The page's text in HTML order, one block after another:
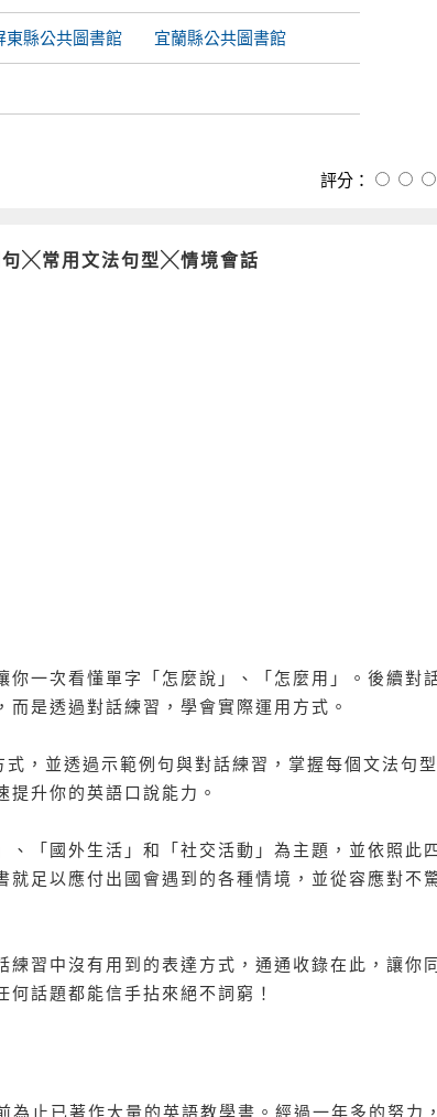
東縣公共圖書館 宜蘭縣公共圖書館
評分：
句╳常用文法句型╳情境會話
一次看懂單字「怎麼說」、「怎麼用」。後續對
是透過對話練習，學會實際運用方式。
並透過示範例句與對話練習，掌握每個文法句
升你的英語口說能力。
「國外生活」和「社交活動」為主題，並依照此
足以應付出國會遇到的各種情境，並從容應對不
習中沒有用到的表達方式，通通收錄在此，讓你
話題都能信手拈來絕不詞窮！
已著作大量的英語教學書。經過一年多的努力，